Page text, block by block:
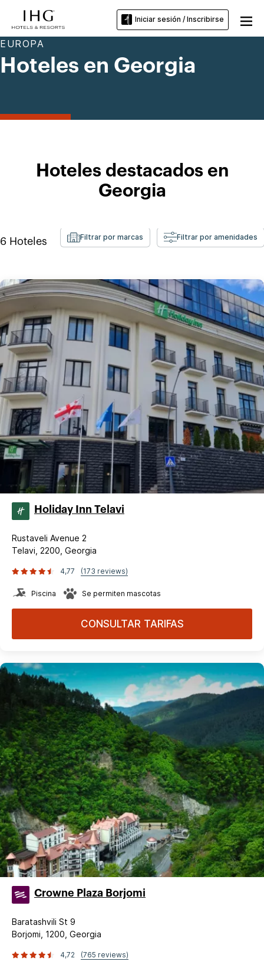
Iniciar sesión / Inscribirse
EUROPA
Hoteles en Georgia
Hoteles destacados en
Georgia
6 Hoteles Filtrar por marcas Filtrar por amenidades
Holiday Inn Telavi
Rustaveli Avenue 2
Telavi, 2200, Georgia
4,77 (173 reviews)
Piscina Se permiten mascotas
CONSULTAR TARIFAS
Crowne Plaza Borjomi
Baratashvili St 9
Borjomi, 1200, Georgia
4,72 (765 reviews)